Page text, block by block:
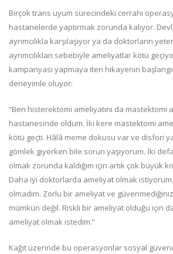
Birçok trans uyum sürecindeki cerrahi
hastanelerde yaptırmak zorunda kalıyor.
ayrımcılıkla karşılaşıyor ya da doktorların
ayrımcılıkları sebebiyle ameliyatlar kötü
kampanyası yapmaya iten hikayenin
deneyimle oluyor:
“Ben histerektomi ameliyatını da mastektomi
hastanesinde oldum. İki kere mastektomi
kötü geçti. Hâlâ meme dokusu var ve disfori
gömlek giyerken bile sorun yaşıyorum. İki
olmak zorunda kaldığım için artık çok büyük
Daha iyi doktorlarda ameliyat olmak istiyorum.
olmadım. Zorlu bir ameliyat ve
mümkün değil. Riskli bir ameliyat olduğu için
ameliyat olmak istedim.”
Kağıt üzerinde bu operasyonlar sosyal